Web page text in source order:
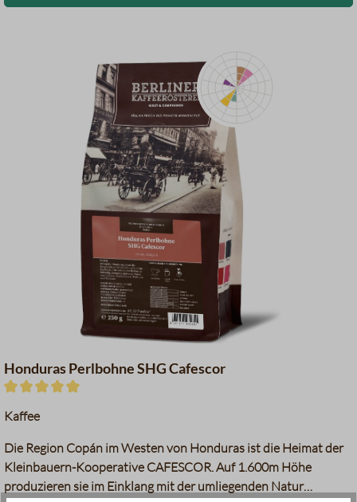
Datentabelle für das
Walnüsse
Melasse
Grüner Tee
Limette
Stachelbeeren
Honduras Perlbohne SHG Cafescor
Kaffee
Die Region Copán im Westen von Honduras ist die Heimat der
Kleinbauern-Kooperative CAFESCOR. Auf 1.600m Höhe
produzieren sie im Einklang mit der umliegenden Natur